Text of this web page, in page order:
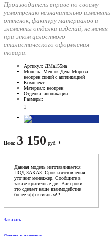
Производитель вправе по своему
усмотрению незначительно изменять
оттенок, фактуру материалов и
элементы отделки изделий, не меняя
при этом целостного
стилистического оформления
товара.
Артикул: ДМа155на
Модель: Мешок Деда Мороза
неопрен синий с аппликацией
Комплект:
Материал: неопрен
Отделка: аппликации
Размеры:
1
Цена: 3 150 руб. *
Данная модель изготавливается
ПОД ЗАКАЗ. Срок изготовления
уточнит менеджер. Сообщите в
заказе критичные для Вас сроки,
это сделает наше взаимодейстие
более эффективным!!!
Заказать